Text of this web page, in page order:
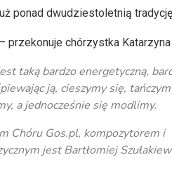
ponad dwudziestoletnią
przekonuje chórzystka Katarzyna
taką bardzo energetyczną,
ją, cieszymy się,
a jednocześnie się modlimy.
Chóru Gos.pl, kompozytorem i
jest Bartłomiej